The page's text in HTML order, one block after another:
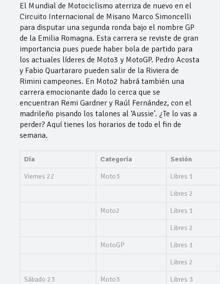
El Mundial de Motociclismo aterriza de nuevo en el
Circuito Internacional de Misano Marco Simoncelli
para disputar una segunda ronda bajo el nombre GP
de la Emilia Romagna. Esta carrera se reviste de gran
importancia pues puede haber bola de partido para
los actuales líderes de Moto3 y MotoGP. Pedro Acosta
y Fabio Quartararo pueden salir de la Riviera de
Rimini campeones. En Moto2 habrá también una
carrera emocionante dado lo cerca que se
encuentran Remi Gardner y Raúl Fernández, con el
madrileño pisando los talones al ‘Aussie’. ¿Te lo vas a
perder? Aquí tienes los horarios de todo el fin de
semana.
Día Categoría Sesión
Viernes 22 Moto3 Libres 1
Libres 2
Moto2 Libres 1
Libres 2
MotoGP Libres 1
Libres 2
Sábado 23 Moto3 Libres 3